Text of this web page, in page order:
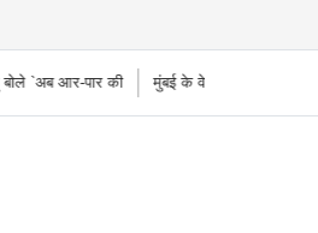
मुंबई के वेस्टर्न एक्सप्रेस हाईवे पर वनराई पुलिस की